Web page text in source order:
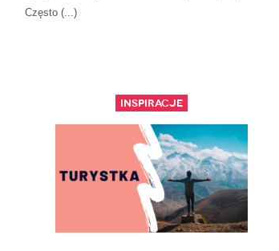
Często (...)
Inspiracje